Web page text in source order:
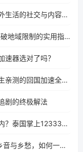
在新西兰用探探地区限制怎么办？海外生活的社交与内容之困
欧洲杯直播CCTV5怎么看？海外党突破地域限制的实用指南
速器选对了吗？
国外看不了哔哩哔哩怎么办呀？留学生亲测的回国加速全攻略（含酷我音乐渤海银行解决方法）
剧的终极解法
海外党必看：知乎定位怎么修改到国内？泰国掌上12333、印度天府通难题全解决！
怎么在比利时看CCTV：海外游子的乡音与乡愁，如何一键连接？